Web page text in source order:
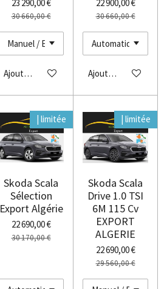
23 290,00 €
30 660,00 €
Ajouter au panier
22 900,00 €
30 660,00 €
Ajouter au panier
| limitée
Skoda Scala
Sélection
Export Algérie
22 690,00 €
30 170,00 €
| limitée
Skoda Scala
Drive 1.0 TSI
6M 115 Cv
EXPORT
ALGERIE
22 690,00 €
29 560,00 €